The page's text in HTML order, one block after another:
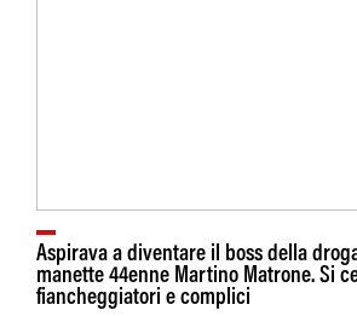
Aspirava a diventare il boss della
manette 44enne Martino Matrone. Si
fiancheggiatori e complici